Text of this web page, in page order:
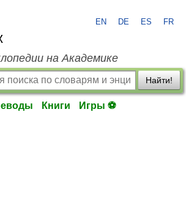
EN DE ES FR
на Академике
Найти!
Книги Игры ⚽